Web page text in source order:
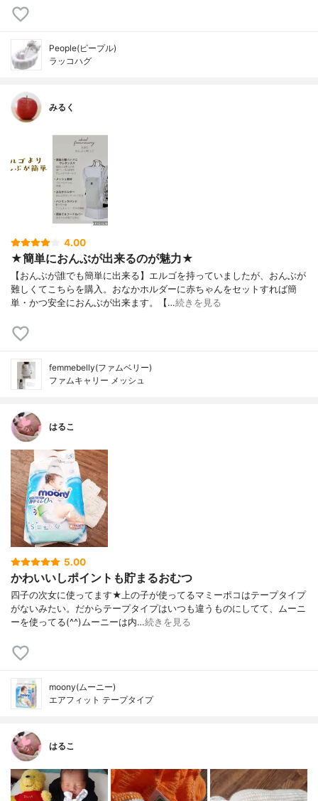
People(ピープル)
ラッコハグ
みるく
4.00
★簡単におんぶが出来るのが魅力★
【おんぶが誰でも簡単に出来る】エルゴを持っていましたが、おんぶが
難しくてこちらを購入。おなかホルダーに赤ちゃんをセットすれば簡
単・かつ安全におんぶが出来ます。【…続きを見る
femmebelly(ファムベリー)
ファムキャリー メッシュ
はるこ
5.00
かわいいしポイントも貯まるおむつ
四子の次女に使ってます★上の子が使ってるマミーポコはテープタイプ
がないみたい。だからテープタイプはいつも違うものにしてて、ムーニ
ーを使ってる(^^)ムーニーは内…続きを見る
moony(ムーニー)
エアフィット テープタイプ
はるこ